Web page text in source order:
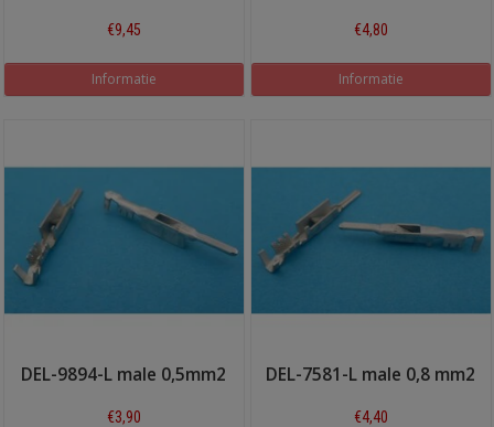
€9,45
Informatie
€4,80
Informatie
DEL-9894-L male 0,5mm2
€3,90
DEL-7581-L male 0,8 mm2
€4,40